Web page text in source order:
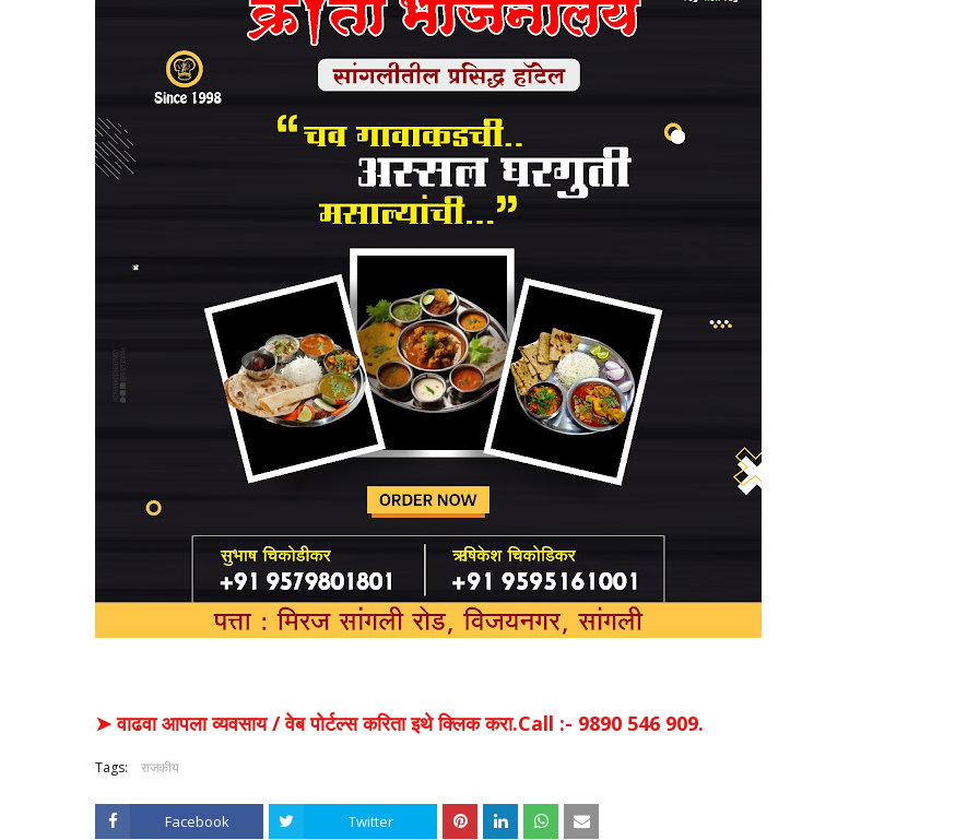
➤ वाढवा आपला व्यवसाय / वेब पोर्टल्स करिता इथे क्लिक करा.Call :- 9890 546 909.
Tags: राजकीय
Facebook Twitter